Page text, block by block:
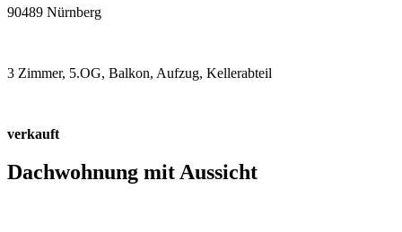
90489 Nürnberg
3 Zimmer, 5.OG, Balkon, Aufzug, Kellerabteil
verkauft
Dachwohnung mit Aussicht